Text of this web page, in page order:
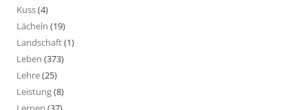
Kuss(4)
Lächeln (19)
Landschaft(1)
Leben (373)
Lehre(25)
Leistung(8)